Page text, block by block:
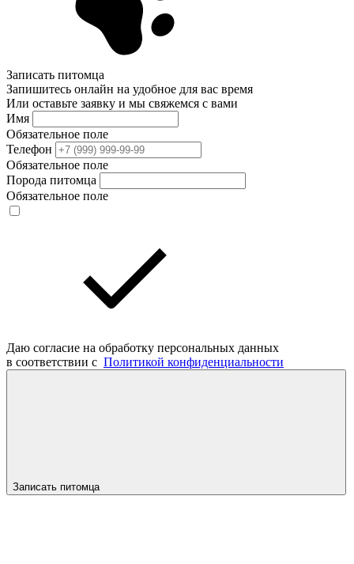
Записать питомца
Запишитесь онлайн на удобное для вас время
Или оставьте заявку и мы свяжемся с вами
Имя
Обязательное поле
Телефон
Обязательное поле
Порода питомца
Обязательное поле
Даю согласие на обработку персональных данных
в соответствии с Политикой конфиденциальности
Записать питомца